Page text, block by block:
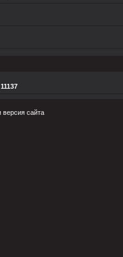
11137
версия сайта